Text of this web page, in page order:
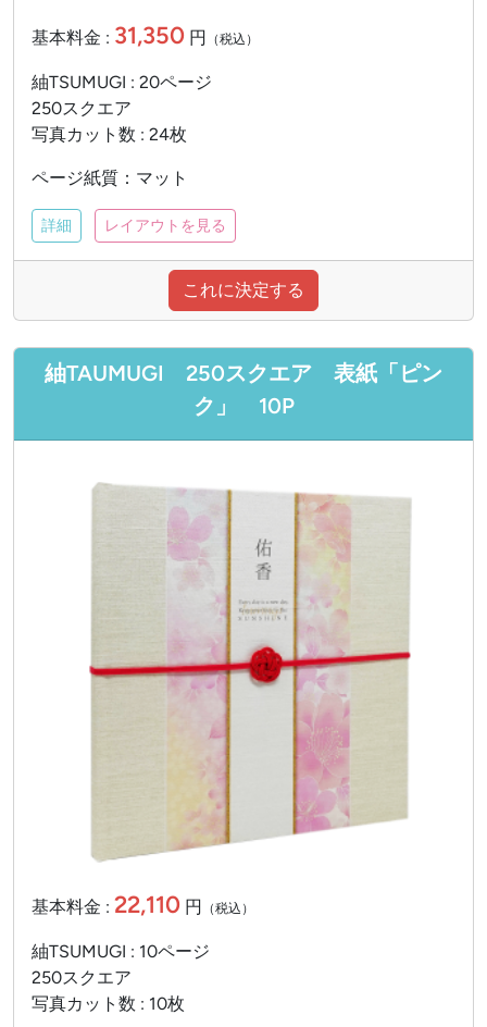
基本料金 : 31,350 円 （税込）
紬TSUMUGI : 20ページ
250スクエア
写真カット数 : 24枚
ページ紙質：マット
詳細 レイアウトを見る
これに決定する
紬TAUMUGI 250スクエア 表紙「ピン
ク」 10P
基本料金 : 22,110 円 （税込）
紬TSUMUGI : 10ページ
250スクエア
写真カット数 : 10枚